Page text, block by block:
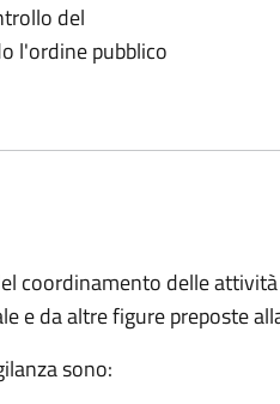
del
l'ordine pubblico
coordinamento delle
e da altre figure preposte
sono: